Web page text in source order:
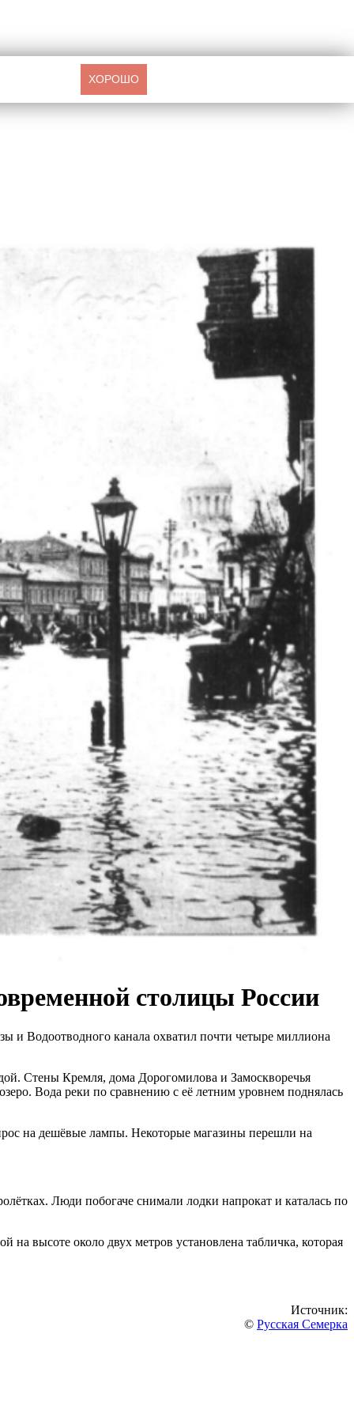
столицы России
и Водоотводного канала охватил почти четыре миллиона
Стены Кремля, дома Дорогомилова и Замоскворечья
Вода реки по сравнению с её летним уровнем поднялась
на дешёвые лампы. Некоторые магазины перешли на
Люди побогаче снимали лодки напрокат и каталась по
высоте около двух метров установлена табличка, которая
Источник:
© Русская Семерка
ХОРОШО